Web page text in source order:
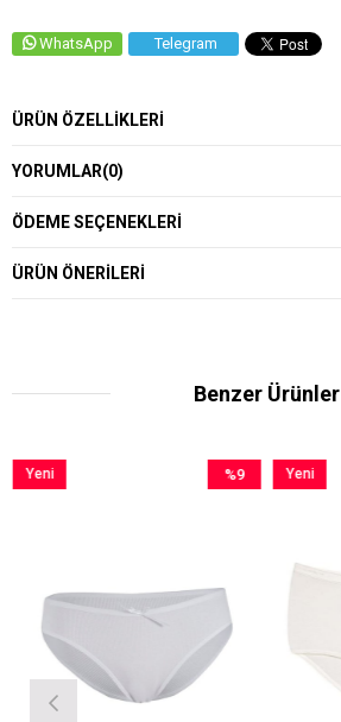
WhatsApp Telegram
ÜRÜN ÖZELLIKLERI
YORUMLAR(0)
ÖDEME SEÇENEKLERI
ÜRÜN ÖNERILERI
Benzer Ürünler
%9
Yeni
Yeni